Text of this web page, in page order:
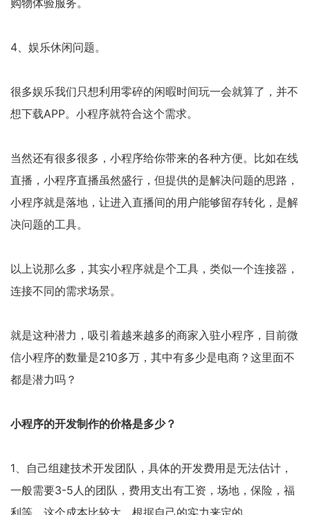
购物体验服务。
4、娱乐休闲问题。
很多娱乐我们只想利用零碎的闲暇时间玩一会就算了，并不
想下载APP。小程序就符合这个需求。
当然还有很多很多，小程序给你带来的各种方便。比如在线
直播，小程序直播虽然盛行，但提供的是解决问题的思路，
小程序就是落地，让进入直播间的用户能够留存转化，是解
决问题的工具。
以上说那么多，其实小程序就是个工具，类似一个连接器，
连接不同的需求场景。
就是这种潜力，吸引着越来越多的商家入驻小程序，目前微
信小程序的数量是210多万，其中有多少是电商？这里面不
都是潜力吗？
小程序的开发制作的价格是多少？
1、自己组建技术开发团队，具体的开发费用是无法估计，
一般需要3-5人的团队，费用支出有工资，场地，保险，福
利等。这个成本比较大，根据自己的实力来定的。